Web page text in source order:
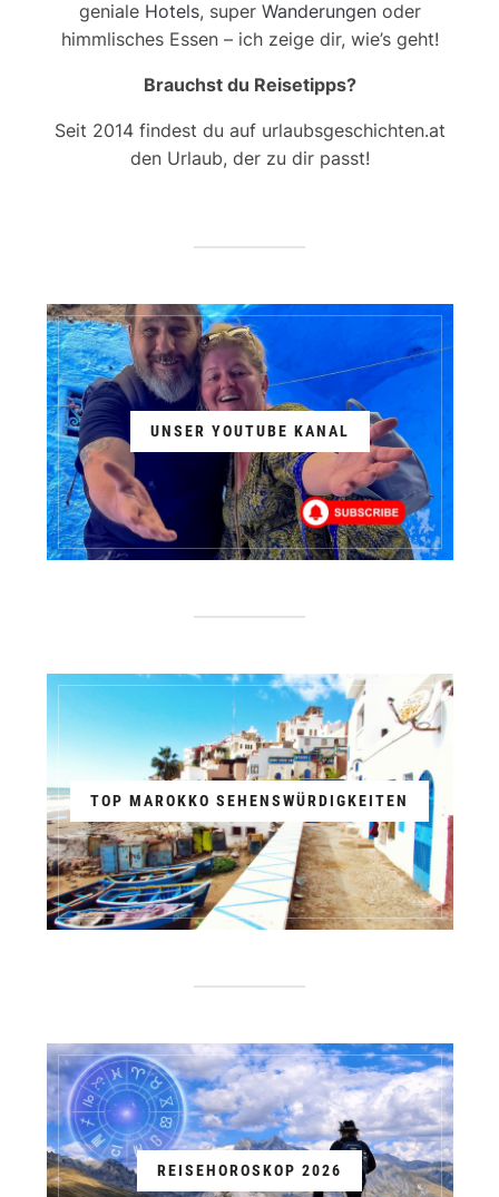
geniale Hotels, super Wanderungenoder
himmlisches Essen – ich zeige dir, wie’s geht!
Brauchst du Reisetipps?
Seit 2014 findest du auf urlaubsgeschichten.at
den Urlaub, der zu dir passt!
UNSER YOUTUBE KANAL
TOP MAROKKO SEHENSWÜRDIGKEITEN
REISEHOROSKOP 2026